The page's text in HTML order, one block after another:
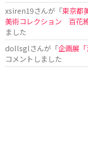
xsiren19さんが「東京都
美術コレクション 百花
ました
dollsglさんが「企画展
コメントしました